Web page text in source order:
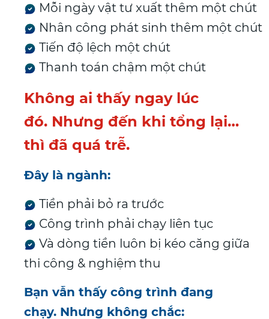
Mỗi ngày vật tư xuất thêm một chút
Nhân công phát sinh thêm một chút
Tiến độ lệch một chút
Thanh toán chậm một chút
Không ai thấy ngay lúc
đó. Nhưng đến khi tổng lại…
thì đã quá trễ.
Đây là ngành:
Tiền phải bỏ ra trước
Công trình phải chạy liên tục
Và dòng tiền luôn bị kéo căng giữa
thi công & nghiệm thu
Bạn vẫn thấy công trình đang
chạy. Nhưng không chắc: